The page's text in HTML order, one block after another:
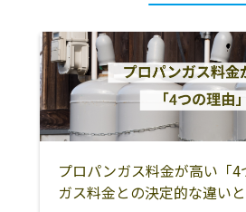
笛吹市
南巨摩郡早川
南巨摩郡南部町
西八代郡市川
郷町
北都留郡小菅村
北都留郡丹波
プロパンガス料金が高い「
ガス料金との決定的な違い